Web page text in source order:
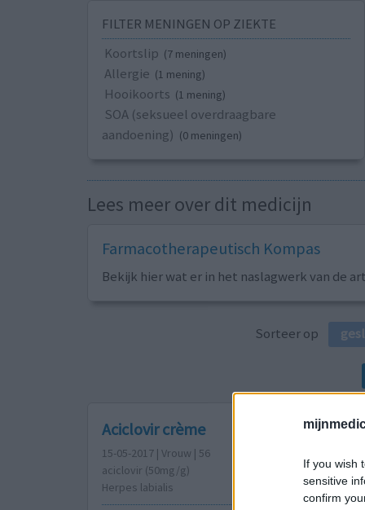
If you wish
sensitive
confirm
FILTER MENINGEN OP ZIEKTE
Koortslip (7 meningen)
Allergie (1 mening)
Hooikoorts (1 mening)
SOA (seksueel overdraagbare
aandoening) (0 meningen)
Lees meer over dit medicijn
Farmacotherapeutisch Kompas
Bekijk hier wat er in het naslagwerk van de
Sorteer op
Aciclovir crème
15-05-2017 | Vrouw | 56
aciclovir (50mg/g)
Herpes labialis